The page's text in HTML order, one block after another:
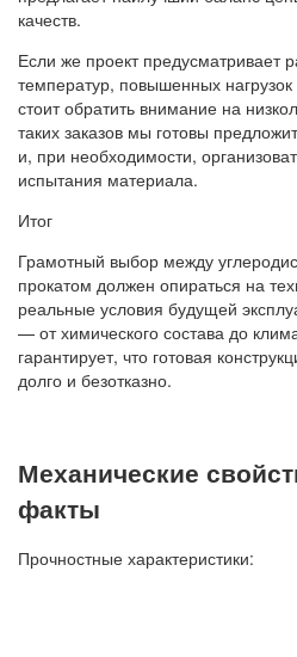
качеств.
Если же проект предусматривает
температур, повышенных
стоит обратить внимание на
таких заказов мы готовы
и, при необходимости,
испытания материала.
Итог
Грамотный выбор между
прокатом должен опираться на
реальные условия будущей
— от химического состава до
гарантирует, что готовая
долго и безотказно.
Механические
факты
Прочностные характеристики: